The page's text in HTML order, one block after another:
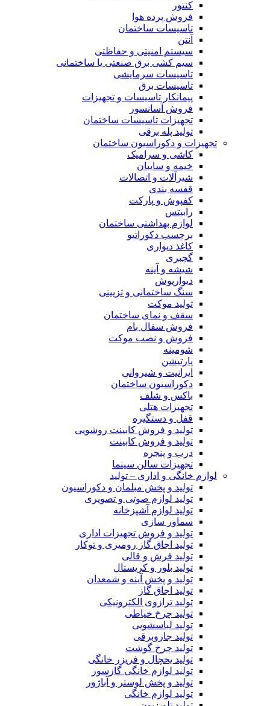
فروش پرده هوا
تاسیسات ساختمان
سیستم امنیتی و حفاظتی
سیم کشی برق صنعتی یا ساختمانی
تاسیسات سرمایشی
تاسیسات برق
پیمانکار تاسیسات و تجهیزات
فروش آسانسور
تجهیزات تاسیسات ساختمان
تولید پله برقی
تجهیزات و دکوراسیون ساختمان
کاشی و سرامیک
خیمه و سایبان
شیرآلات و اتصالات
قفسه بندی
کفپوش و پارکت
لوازم بهداشتی ساختمان
برچسب دکوراتیو
کاغذ دیواری
شیشه و آینه
دیوارپوش
سنگ ساختمانی و تزیینی
تولید موکت
سقف و نمای ساختمان
فروش سفال بام
فروش و نصب موکت
ایرانیت و شیروانی
دکوراسیون ساختمان
باکس و شلف
تجهیزات هتلی
قفل و دستگیره
تولید و فروش کابینت روشویی
تولید و فروش کابینت
درب و پنجره
تجهیزات سالن سینما
لوازم خانگی و اداری – تولید
تولید و پخش مبلمان و دکوراسیون
تولید لوازم صوتی و تصویری
تولید لوازم آشپزخانه
سماور سازی
تولید و فروش تجهیزات اداری
تولید اجاق گاز رومیزی و توکار
تولید فرش و قالی
تولید بلور و کریستال
تولید و پخش آینه و شمعدان
تولید اجاق گاز
تولید ترازوی الکترونیکی
تولید چرخ خیاطی
تولید لباسشویی
تولید جاروبرقی
تولید چرخ گوشت
تولید یخچال و فریزر خانگی
تولید لوازم خانگی گازسوز
تولید و پخش لوستر و آباژور
تولید لوازم خانگی